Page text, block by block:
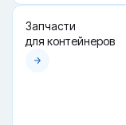
Запчасти
для контейнеров